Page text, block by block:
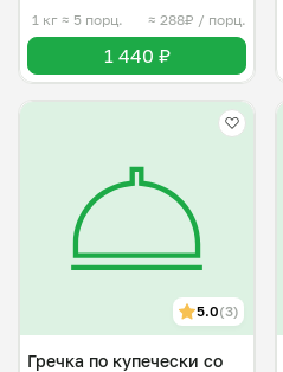
1 кг ≈ 5 порц. ≈ 288₽ / порц.
1 440 ₽
5.0(3)
Гречка по купечески со